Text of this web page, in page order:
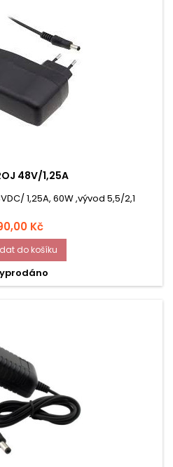
48V/1,25A
1,25A, 60W ,vývod 5,5/2,1
Kč
do košíku